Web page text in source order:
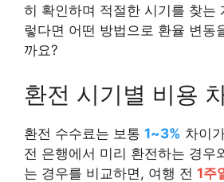
히 확인하며 적절한 시기를 찾는
렇다면 어떤 방법으로 환율 변동
까요?
환전 시기별 비용
환전 수수료는 보통 1~3% 차이
전 은행에서 미리 환전하는 경우
는 경우를 비교하면, 여행 전 1주